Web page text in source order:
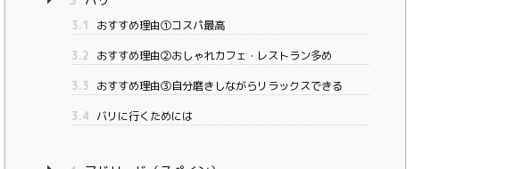
3.1
おすすめ理由①コスパ最高
3.2 おすすめ理由②おしゃれカフェ・レストラン多め
3.3 おすすめ理由③自分磨きしながらリラックスできる
3.4 バリに行くためには